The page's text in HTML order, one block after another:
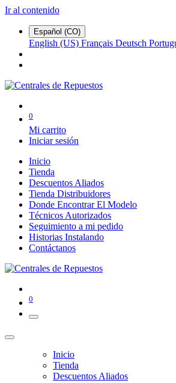
Ir al contenido
Español (CO)
English (US) Français Deutsch
0
Mi carrito
Iniciar sesión
Inicio
Tienda
Descuentos Aliados
Tienda Distribuidores
Donde Encontrar El Modelo
Técnicos Autorizados
Seguimiento a mi pedido
Historias Instalando
Contáctanos
0
Inicio
Tienda
Descuentos Aliados